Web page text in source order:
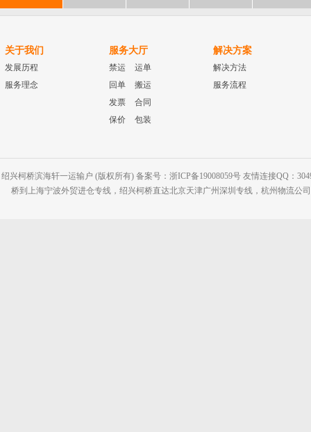
关于我们
发展历程
服务理念
服务大厅
禁运
运单
回单
搬运
发票
合同
保价
包装
解决方案
解决方法
服务流程
绍兴柯桥滨海轩一运输户 (版权所有) 备案号：浙ICP备19008059号 友情连接QQ：
桥到上海宁波外贸进仓专线，绍兴柯桥直达北京天津广州深圳专线，杭州物流公